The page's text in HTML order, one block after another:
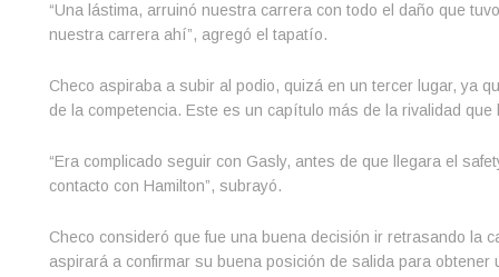
“Una lástima, arruinó nuestra carrera con todo el daño que
nuestra carrera ahí”, agregó el tapatío.
Checo aspiraba a subir al podio, quizá en un tercer lugar, ya
de la competencia. Este es un capítulo más de la rivalidad
“Era complicado seguir con Gasly, antes de que llegara el
contacto con Hamilton”, subrayó.
Checo consideró que fue una buena decisión ir retrasando la
aspirará a confirmar su buena posición de salida para